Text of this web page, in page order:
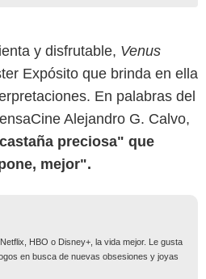
y disfrutable, Venus
Expósito que brinda en ella
En palabras del
Alejandro G. Calvo,
preciosa" que
mejor".
HBO o Disney+, la vida mejor. Le gusta
en busca de nuevas obsesiones y joyas